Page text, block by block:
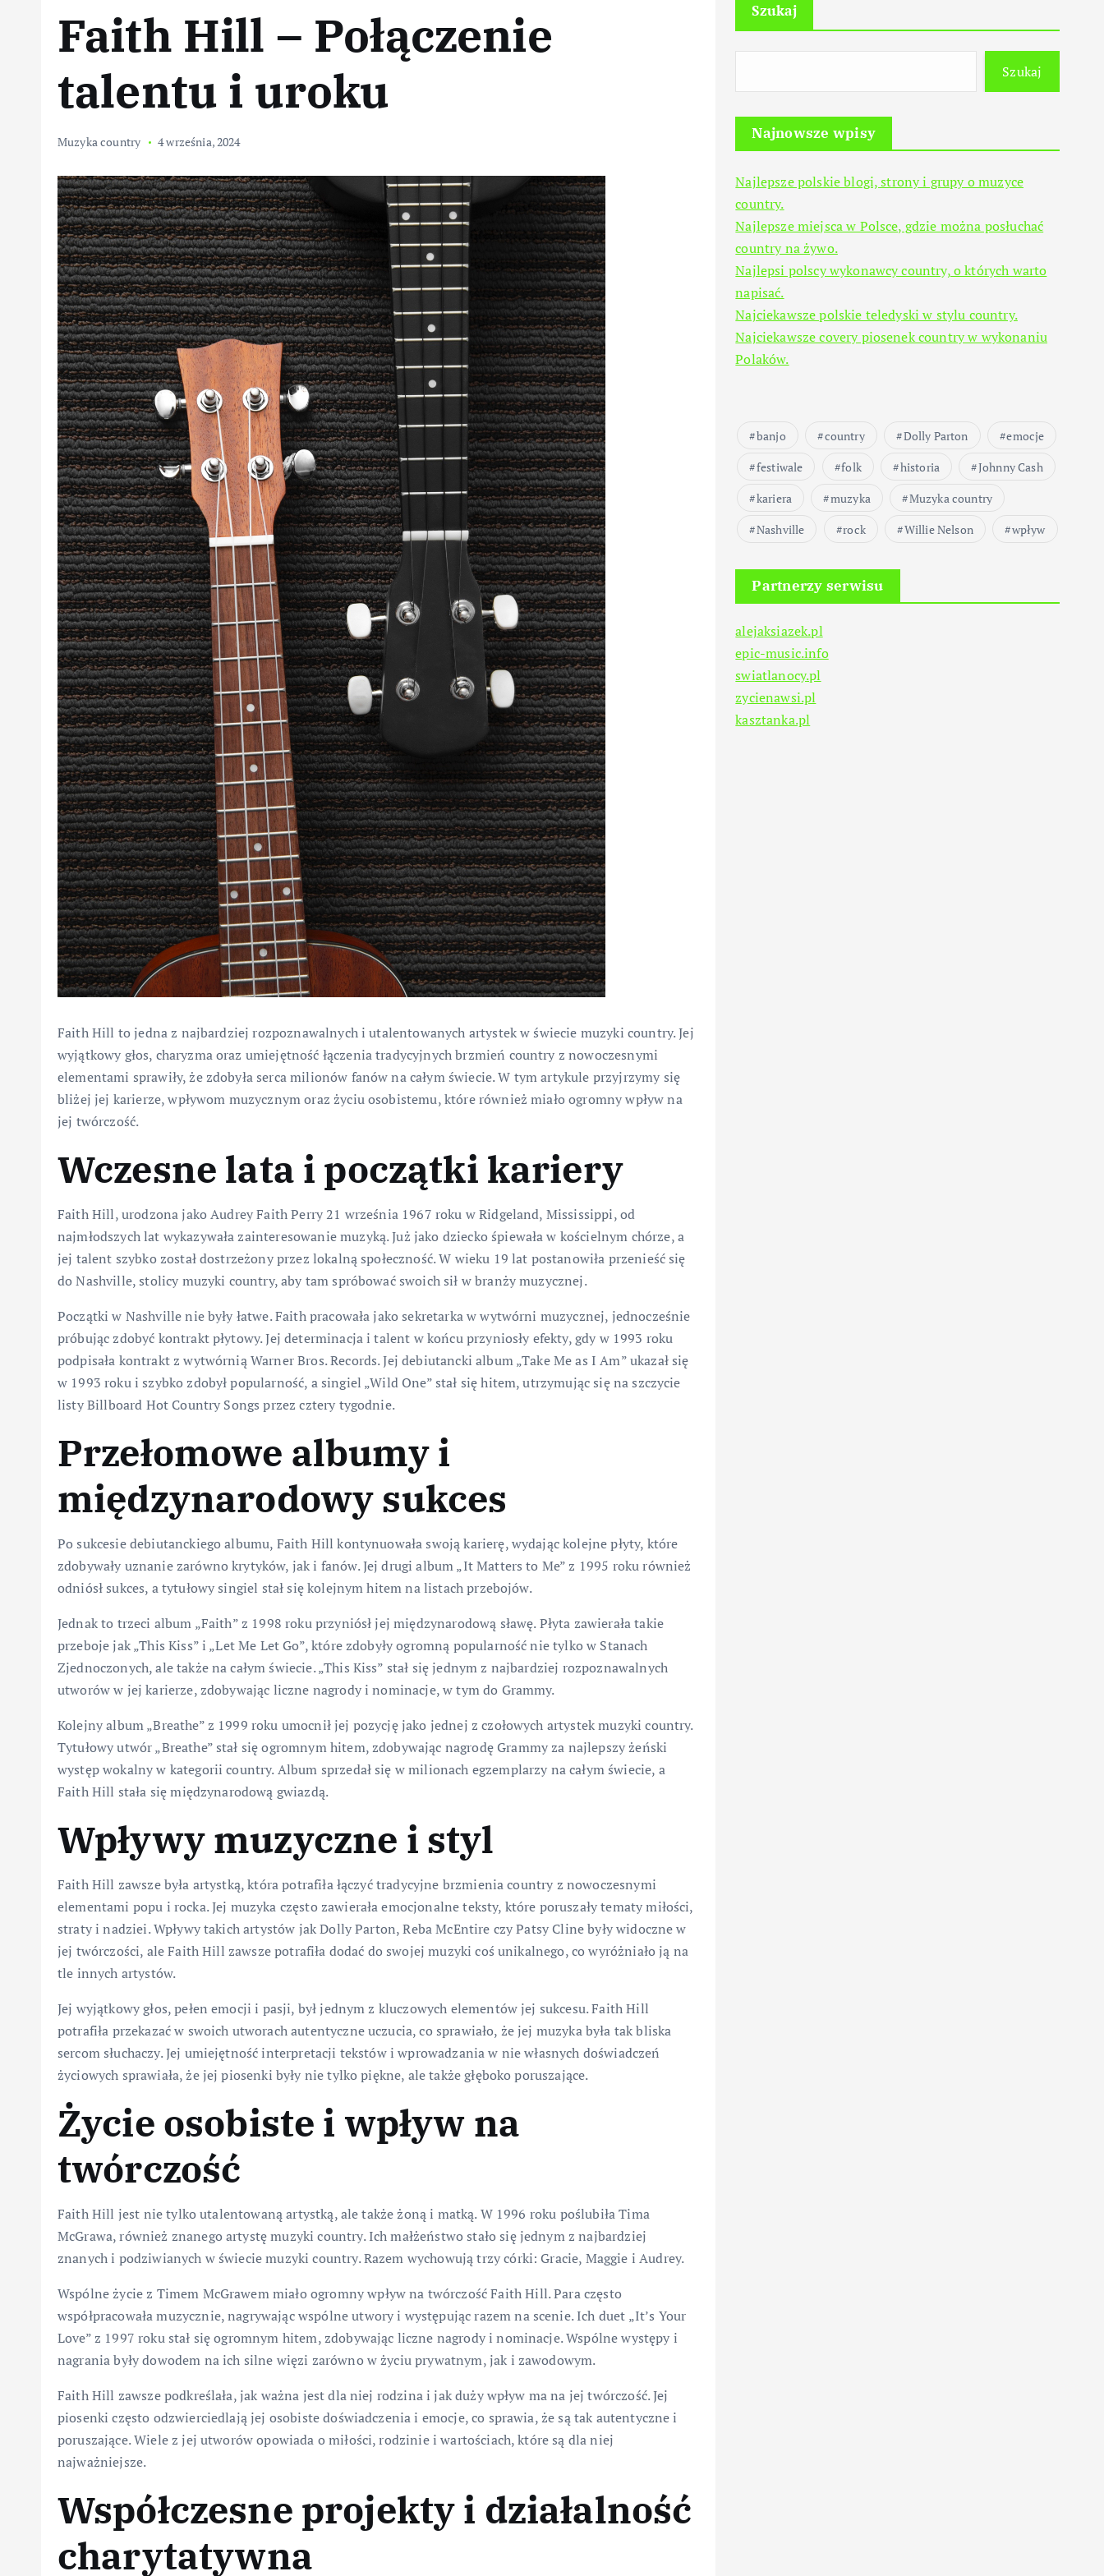
Faith Hill – Połączenie
talentu i uroku
Muzyka country 4 września, 2024
Faith Hill to jedna z najbardziej rozpoznawalnych i utalentowanych artystek w świecie muzyki country. Jej
wyjątkowy głos, charyzma oraz umiejętność łączenia tradycyjnych brzmień country z nowoczesnymi
elementami sprawiły, że zdobyła serca milionów fanów na całym świecie. W tym artykule przyjrzymy się
bliżej jej karierze, wpływom muzycznym oraz życiu osobistemu, które również miało ogromny wpływ na
jej twórczość.
Wczesne lata i początki kariery
Faith Hill, urodzona jako Audrey Faith Perry 21 września 1967 roku w Ridgeland, Mississippi, od
najmłodszych lat wykazywała zainteresowanie muzyką. Już jako dziecko śpiewała w kościelnym chórze, a
jej talent szybko został dostrzeżony przez lokalną społeczność. W wieku 19 lat postanowiła przenieść się
do Nashville, stolicy muzyki country, aby tam spróbować swoich sił w branży muzycznej.
Początki w Nashville nie były łatwe. Faith pracowała jako sekretarka w wytwórni muzycznej, jednocześnie
próbując zdobyć kontrakt płytowy. Jej determinacja i talent w końcu przyniosły efekty, gdy w 1993 roku
podpisała kontrakt z wytwórnią Warner Bros. Records. Jej debiutancki album „Take Me as I Am” ukazał się
w 1993 roku i szybko zdobył popularność, a singiel „Wild One” stał się hitem, utrzymując się na szczycie
listy Billboard Hot Country Songs przez cztery tygodnie.
Przełomowe albumy i
międzynarodowy sukces
Po sukcesie debiutanckiego albumu, Faith Hill kontynuowała swoją karierę, wydając kolejne płyty, które
zdobywały uznanie zarówno krytyków, jak i fanów. Jej drugi album „It Matters to Me” z 1995 roku również
odniósł sukces, a tytułowy singiel stał się kolejnym hitem na listach przebojów.
Jednak to trzeci album „Faith” z 1998 roku przyniósł jej międzynarodową sławę. Płyta zawierała takie
przeboje jak „This Kiss” i „Let Me Let Go”, które zdobyły ogromną popularność nie tylko w Stanach
Zjednoczonych, ale także na całym świecie. „This Kiss” stał się jednym z najbardziej rozpoznawalnych
utworów w jej karierze, zdobywając liczne nagrody i nominacje, w tym do Grammy.
Kolejny album „Breathe” z 1999 roku umocnił jej pozycję jako jednej z czołowych artystek muzyki country.
Tytułowy utwór „Breathe” stał się ogromnym hitem, zdobywając nagrodę Grammy za najlepszy żeński
występ wokalny w kategorii country. Album sprzedał się w milionach egzemplarzy na całym świecie, a
Faith Hill stała się międzynarodową gwiazdą.
Wpływy muzyczne i styl
Faith Hill zawsze była artystką, która potrafiła łączyć tradycyjne brzmienia country z nowoczesnymi
elementami popu i rocka. Jej muzyka często zawierała emocjonalne teksty, które poruszały tematy miłości,
straty i nadziei. Wpływy takich artystów jak Dolly Parton, Reba McEntire czy Patsy Cline były widoczne w
jej twórczości, ale Faith Hill zawsze potrafiła dodać do swojej muzyki coś unikalnego, co wyróżniało ją na
tle innych artystów.
Jej wyjątkowy głos, pełen emocji i pasji, był jednym z kluczowych elementów jej sukcesu. Faith Hill
potrafiła przekazać w swoich utworach autentyczne uczucia, co sprawiało, że jej muzyka była tak bliska
sercom słuchaczy. Jej umiejętność interpretacji tekstów i wprowadzania w nie własnych doświadczeń
życiowych sprawiała, że jej piosenki były nie tylko piękne, ale także głęboko poruszające.
Życie osobiste i wpływ na
twórczość
Faith Hill jest nie tylko utalentowaną artystką, ale także żoną i matką. W 1996 roku poślubiła Tima
McGrawa, również znanego artystę muzyki country. Ich małżeństwo stało się jednym z najbardziej
znanych i podziwianych w świecie muzyki country. Razem wychowują trzy córki: Gracie, Maggie i Audrey.
Wspólne życie z Timem McGrawem miało ogromny wpływ na twórczość Faith Hill. Para często
współpracowała muzycznie, nagrywając wspólne utwory i występując razem na scenie. Ich duet „It’s Your
Love” z 1997 roku stał się ogromnym hitem, zdobywając liczne nagrody i nominacje. Wspólne występy i
nagrania były dowodem na ich silne więzi zarówno w życiu prywatnym, jak i zawodowym.
Faith Hill zawsze podkreślała, jak ważna jest dla niej rodzina i jak duży wpływ ma na jej twórczość. Jej
piosenki często odzwierciedlają jej osobiste doświadczenia i emocje, co sprawia, że są tak autentyczne i
poruszające. Wiele z jej utworów opowiada o miłości, rodzinie i wartościach, które są dla niej
najważniejsze.
Współczesne projekty i działalność
charytatywna
Szukaj
Szukaj
Najnowsze wpisy
Najlepsze polskie blogi, strony i grupy o muzyce
country.
Najlepsze miejsca w Polsce, gdzie można posłuchać
country na żywo.
Najlepsi polscy wykonawcy country, o których warto
napisać.
Najciekawsze polskie teledyski w stylu country.
Najciekawsze covery piosenek country w wykonaniu
Polaków.
banjo country Dolly Parton
emocje
festiwale
folk historia
Johnny Cash
kariera
muzyka
Muzyka country
Nashville
rock Willie Nelson wpływ
Partnerzy serwisu
alejaksiazek.pl
epic-music.info
swiatlanocy.pl
zycienawsi.pl
kasztanka.pl